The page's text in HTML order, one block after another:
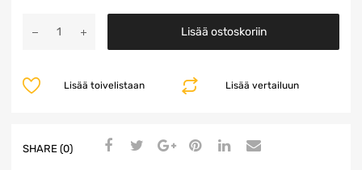
määrä
Lisää ostoskoriin
Lisää vertailuun
Lisää toivelistaan
SHARE (0)